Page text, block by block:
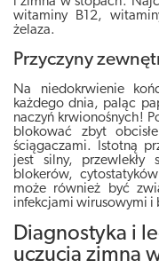
witaminy B12,
żelaza.
Przyczyny
Na niedokrwienie
każdego dnia, paląc
naczyń krwionośnych!
blokować zbyt
ściągaczami. Istotną
jest silny, przewlekły
blokerów,
może również być
infekcjami wirusowymi i
Diagnostyka i
uczucia zimna